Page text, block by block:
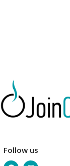
Follow us